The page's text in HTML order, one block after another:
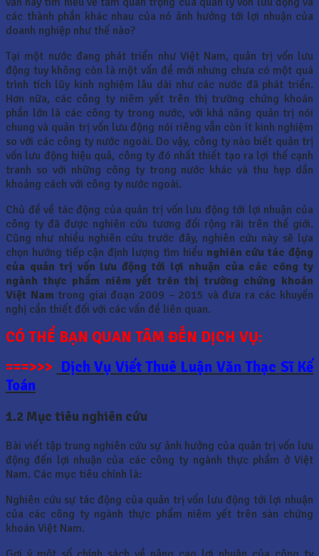
các thành phần khác nhau của nó ảnh hưởng tới lợi nhuận của
doanh nghiệp như thế nào?
Tại một nước đang phát triển như Việt Nam, quản trị vốn lưu
động tuy không còn là một vấn đề mới nhưng chưa có một quá
trình tích lũy kinh nghiệm lâu dài như các nước đã phát triển.
Hơn nữa, các công ty niêm yết trên thị trường chứng khoán
phần lớn là các công ty trong nước, với khả năng quản trị nói
chung và quản trị vốn lưu động nói riêng vẫn còn ít kinh nghiệm
so với các công ty nước ngoài. Do vậy, công ty nào biết quản trị
vốn lưu động hiệu quả, công ty đó nhất thiết tạo ra lợi thế cạnh
tranh so với những công ty trong nước khác và thu hẹp dần
khoảng cách với công ty nước ngoài.
Chủ đề về tác động của quản trị vốn lưu động tới lợi nhuận của
công ty đã được nghiên cứu tương đối rộng rãi trên thế giới.
Cũng như nhiều nghiên cứu trước đây, nghiên cứu này sẽ lựa
chọn hướng tiếp cận định lượng tìm hiểu nghiên cứu tácđộng
của quản trị vốn lưu động tới lợi nhuận của các công ty
ngành thực phẩm niêm yết trên thị trường chứng khoán
Việt Nam trong giai đoạn 2009 – 2015 và đưa ra các khuyến
nghị cần thiết đối với các vấn đề liên quan.
CÓ THỂ BẠN QUAN TÂM ĐẾN DỊCH VỤ:
===>>> Dịch Vụ Viết Thuê Luận Văn Thạc Sĩ Kế
Toán
1.2 Mục tiêu nghiên cứu
Bài viết tập trung nghiên cứu sự ảnh hưởng của quản trị vốn lưu
động đến lợi nhuận của các công ty ngành thực phẩm ở Việt
Nam. Các mục tiêu chính là:
Nghiên cứu sự tác động của quản trị vốn lưu động tới lợi nhuận
của các công ty ngành thực phẩm niêm yết trên sàn chứng
khoán Việt Nam.